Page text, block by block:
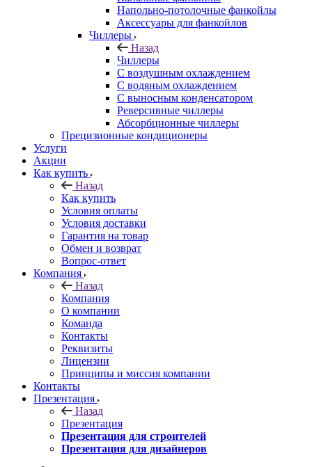
Напольно-потолочные фанкойлы
Аксессуары для фанкойлов
Чиллеры
Назад
Чиллеры
С воздушным охлаждением
С водяным охлаждением
С выносным конденсатором
Реверсивные чиллеры
Абсорбционные чиллеры
Прецизионные кондиционеры
Услуги
Акции
Как купить
Назад
Как купить
Условия оплаты
Условия доставки
Гарантия на товар
Обмен и возврат
Вопрос-ответ
Компания
Назад
Компания
О компании
Команда
Контакты
Реквизиты
Лицензии
Принципы и миссия компании
Контакты
Презентация
Назад
Презентация
Презентация для строителей
Презентация для дизайнеров